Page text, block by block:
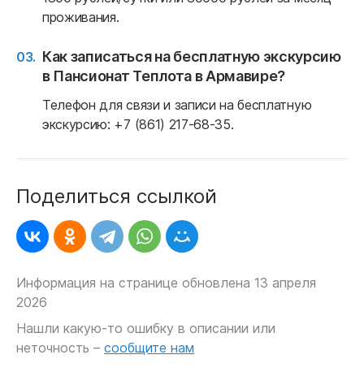
проживания.
Как записаться на бесплатную экскурсию
в Пансионат Теплота в Армавире?
Телефон для связи и записи на бесплатную
экскурсию: +7 (861) 217-68-35.
Поделиться ссылкой
Информация на странице обновлена 13 апреля
2026
Нашли какую-то ошибку в описании или
неточность – сообщите нам